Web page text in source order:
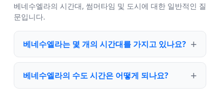
베네수엘라의 시간대, 썸머타임 및 도시에 대한 일반적인 질
문입니다.
베네수엘라는 몇 개의 시간대를 가지고 있나요?
베네수엘라의 수도 시간은 어떻게 되나요?